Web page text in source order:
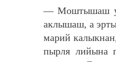
— Моштышаш
аклышаш, а
марий
пырля лийына